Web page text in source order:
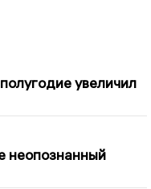
увеличил
неопознанный